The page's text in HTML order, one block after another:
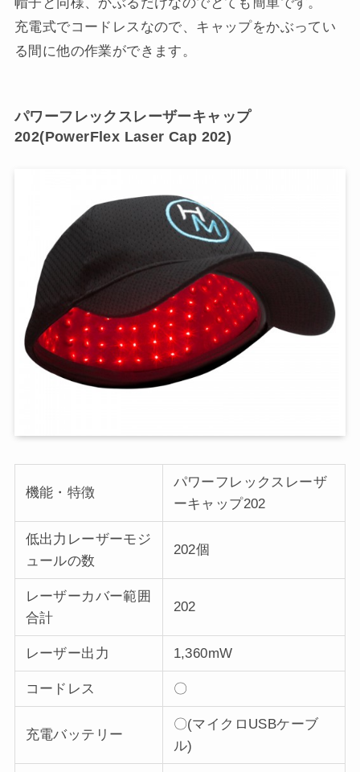
帽子と同様、かぶるだけなのでとても簡単です。
充電式でコードレスなので、キャップをかぶってい
る間に他の作業ができます。
パワーフレックスレーザーキャップ
202(PowerFlex Laser Cap 202)
機能・特徴
パワーフレックスレーザ
ーキャップ202
低出力レーザーモジ
ュールの数
202個
レーザーカバー範囲
合計
202
レーザー出力 1,360mW
コードレス 〇
充電バッテリー
〇(マイクロUSBケーブ
ル)